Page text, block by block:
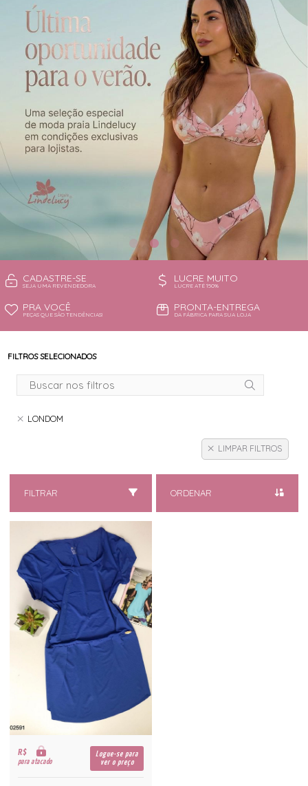
CONJUNTO
CONJUNTO BIQUÍNI
PIJAMA DE VERÃO
ROBE
TOP
TODOS DE OUTLET
CADASTRE-SE
SEJA UMA REVENDEDORA
LUCRE MUITO
LUCRE ATÉ 150%
PRA VOCÊ
PEÇAS QUE SÃO TENDÊNCIAS!
PRONTA-ENTREGA
DA FÁBRICA PARA SUA LOJA
FILTROS SELECIONADOS
LONDOM
LIMPAR FILTROS
FILTRAR ORDENAR
R$
para atacado
Logue-se para
ver o preço